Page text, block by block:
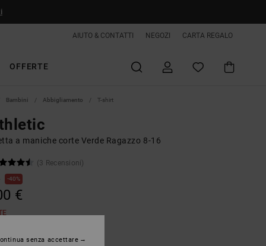
AIUTO & CONTATTI NEGOZI CARTA REGALO
OFFERTE
Bambini Abbigliamento T-shirt
a maniche corte Verde Ragazzo 8-16
(3 Recensioni)
40%
€
senza accettare